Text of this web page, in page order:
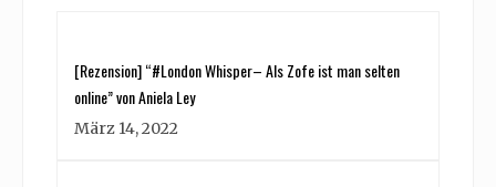
[Rezension] “#London Whisper– Als Zofe ist man selten
online” von Aniela Ley
März 14, 2022